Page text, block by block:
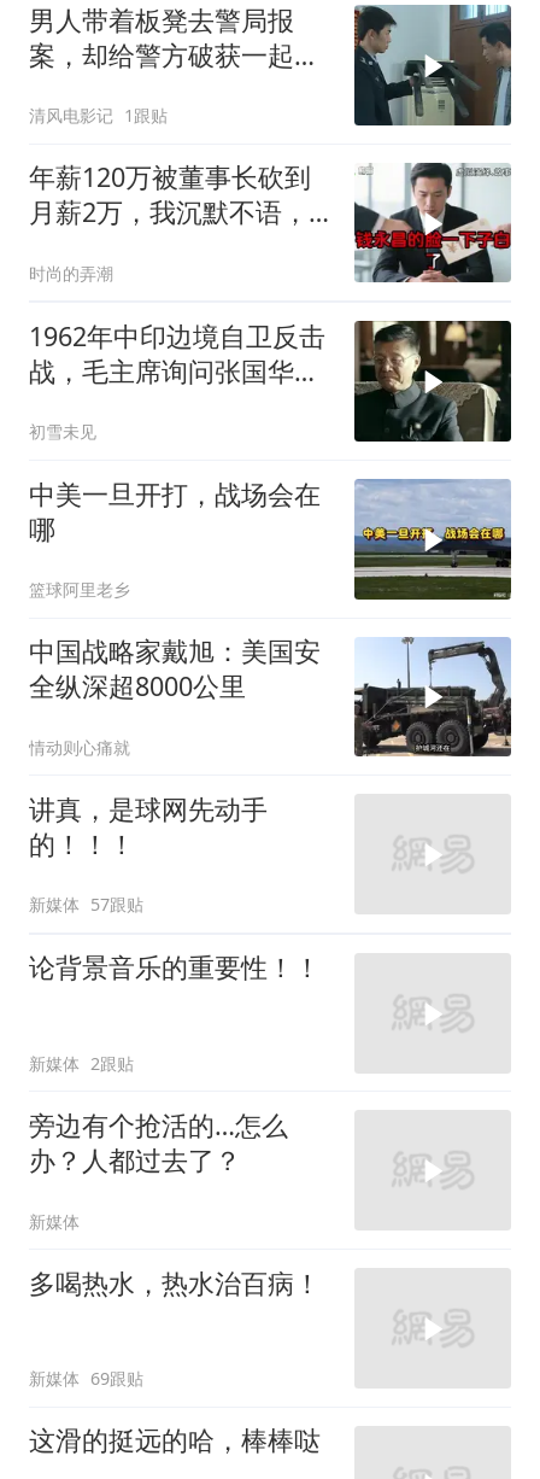
男人带着板凳去警局报
案，却给警方破获一起强
清风电影记 1跟贴
年薪120万被董事长砍到
月薪2万，我沉默不语，
我
时尚的弄潮
1962年中印边境自卫反击
战，毛主席询问张国华能
初雪未见
中美一旦开打，战场会在
哪
篮球阿里老乡
中国战略家戴旭：美国安
全纵深超8000公里
情动则心痛就
讲真，是球网先动手
的！！！
新媒体 57跟贴
论背景音乐的重要性！！
新媒体 2跟贴
旁边有个抢活的…怎么
办？人都过去了？
新媒体
多喝热水，热水治百病！
新媒体 69跟贴
这滑的挺远的哈，棒棒哒